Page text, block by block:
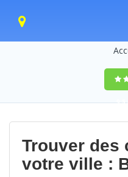
9,5
Trouver des
votre ville :